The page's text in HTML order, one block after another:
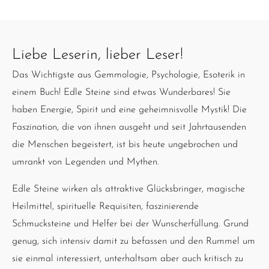
Liebe Leserin, lieber Leser!
Das Wichtigste aus Gemmologie, Psychologie, Esoterik in
einem Buch! Edle Steine sind etwas Wunderbares! Sie
haben Energie, Spirit und eine geheimnisvolle Mystik! Die
Faszination, die von ihnen ausgeht und seit Jahrtausenden
die Menschen begeistert, ist bis heute ungebrochen und
umrankt von Legenden und Mythen.
Edle Steine wirken als attraktive Glücksbringer, magische
Heilmittel, spirituelle Requisiten, faszinierende
Schmucksteine und Helfer bei der Wunscherfüllung. Grund
genug, sich intensiv damit zu befassen und den Rummel um
sie einmal interessiert, unterhaltsam aber auch kritisch zu